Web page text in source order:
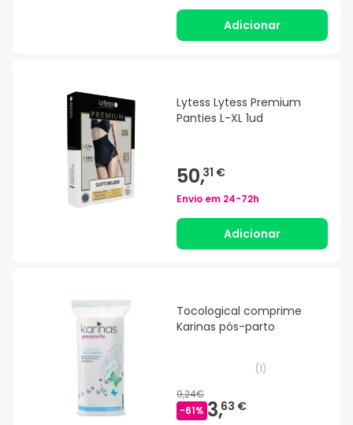
Adicionar
Lytess Lytess Premium
Panties L-XL 1ud
50,31 €
Envio em 24-72h
Adicionar
Tocological comprime
Karinas pós-parto
(1)
9,24€
-61% 3,63 €